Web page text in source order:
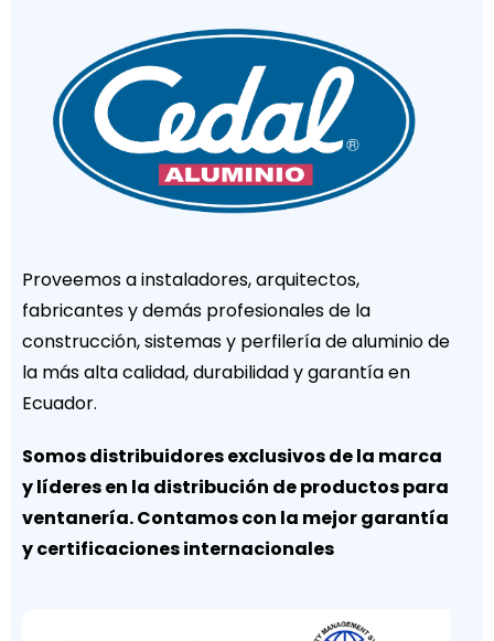
Proveemos a instaladores, arquitectos,
fabricantes y demás profesionales de la
construcción, sistemas y perfilería de aluminio de
la más alta calidad, durabilidad y garantía en
Ecuador.
Somos distribuidores exclusivos de la marca
y líderes en la distribución de productos para
ventanería. Contamos con la mejor garantía
y certificaciones internacionales